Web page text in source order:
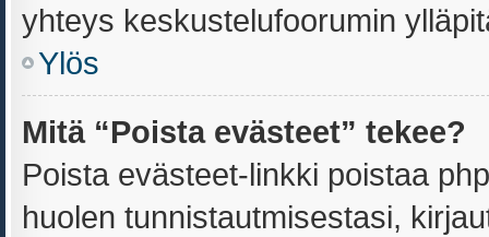
yhteys keskustelufoorumin
Ylös
Mitä “Poista evästeet” tekee?
Poista evästeet-linkki poistaa
huolen tunnistautmisestasi,